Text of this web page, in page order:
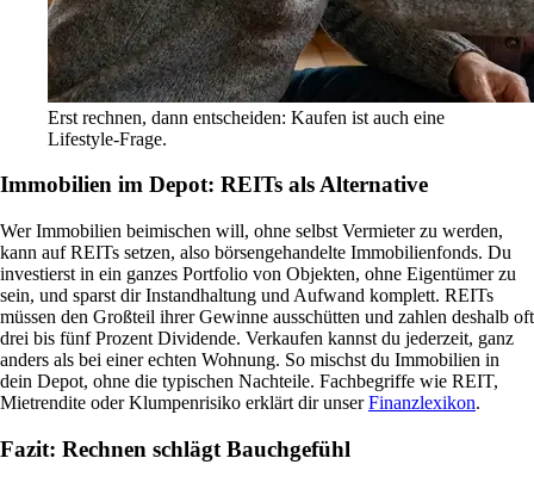
Erst rechnen, dann entscheiden: Kaufen ist auch eine
Lifestyle-Frage.
Immobilien im Depot: REITs als Alternative
Wer Immobilien beimischen will, ohne selbst Vermieter zu werden,
kann auf REITs setzen, also börsengehandelte Immobilienfonds. Du
investierst in ein ganzes Portfolio von Objekten, ohne Eigentümer zu
sein, und sparst dir Instandhaltung und Aufwand komplett. REITs
müssen den Großteil ihrer Gewinne ausschütten und zahlen deshalb oft
drei bis fünf Prozent Dividende. Verkaufen kannst du jederzeit, ganz
anders als bei einer echten Wohnung. So mischst du Immobilien in
dein Depot, ohne die typischen Nachteile. Fachbegriffe wie REIT,
Mietrendite oder Klumpenrisiko erklärt dir unserFinanzlexikon.
Fazit: Rechnen schlägt Bauchgefühl